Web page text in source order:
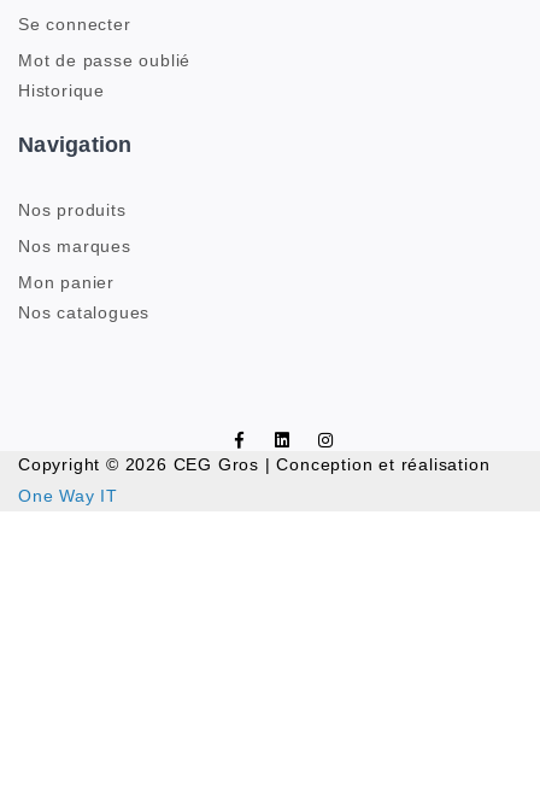
Se connecter
Mot de passe oublié
Historique
Navigation
Nos produits
Nos marques
Mon panier
Nos catalogues
Copyright © 2026 CEG Gros | Conception et réalisation
One Way IT